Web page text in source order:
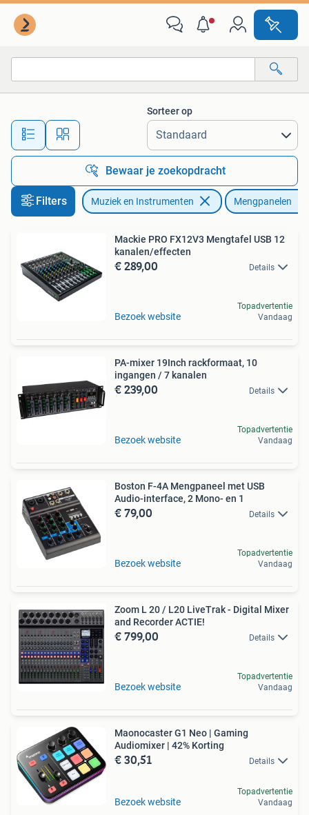
Alle afstanden…
Sorteer op
Bewaar je zoekopdracht
Filters Muziek en Instrumenten Mengpanelen
Mackie PRO FX12V3 Mengtafel USB 12
kanalen/effecten
€ 289,00 Details
Bezoek website
Topadvertentie
Vandaag
PA-mixer 19Inch rackformaat, 10
ingangen / 7 kanalen
€ 239,00 Details
Bezoek website
Topadvertentie
Vandaag
Boston F-4A Mengpaneel met USB
Audio-interface, 2 Mono- en 1
€ 79,00 Details
Bezoek website
Topadvertentie
Vandaag
Zoom L 20 / L20 LiveTrak - Digital Mixer
and Recorder ACTIE!
€ 799,00 Details
Bezoek website
Topadvertentie
Vandaag
Maonocaster G1 Neo | Gaming
Audiomixer | 42% Korting
€ 30,51 Details
Bezoek website
Topadvertentie
Vandaag